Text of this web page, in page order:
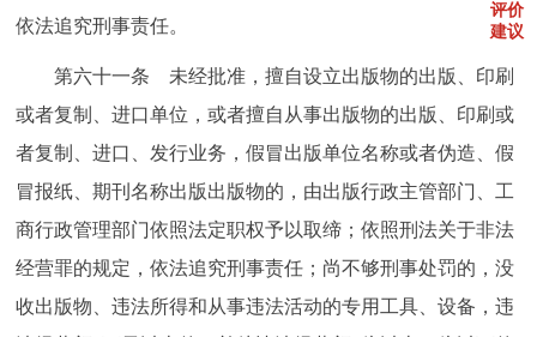
依法追究刑事责任。
第六十一条 未经批准，擅自设立出版物的出版、印刷
或者复制、进口单位，或者擅自从事出版物的出版、印刷或
者复制、进口、发行业务，假冒出版单位名称或者伪造、假
冒报纸、期刊名称出版出版物的，由出版行政主管部门、工
商行政管理部门依照法定职权予以取缔；依照刑法关于非法
经营罪的规定，依法追究刑事责任；尚不够刑事处罚的，没
收出版物、违法所得和从事违法活动的专用工具、设备，违
评价
建议